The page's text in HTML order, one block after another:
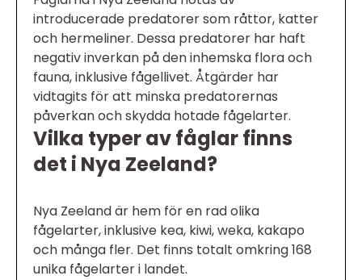
introducerade predatorer som råttor, katter
och hermeliner. Dessa predatorer har haft
negativ inverkan på den inhemska flora och
fauna, inklusive fågellivet. Åtgärder har
vidtagits för att minska predatorernas
påverkan och skydda hotade fågelarter.
Vilka typer av fåglar finns
det i Nya Zeeland?
Nya Zeeland är hem för en rad olika
fågelarter, inklusive kea, kiwi, weka, kakapo
och många fler. Det finns totalt omkring 168
unika fågelarter i landet.